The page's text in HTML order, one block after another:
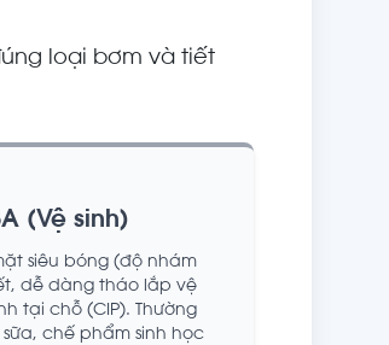
loại bơm và tiết
(Vệ sinh)
siêu bóng (độ nhám
dễ dàng tháo lắp vệ
tại chỗ (CIP). Thường
chế phẩm sinh học